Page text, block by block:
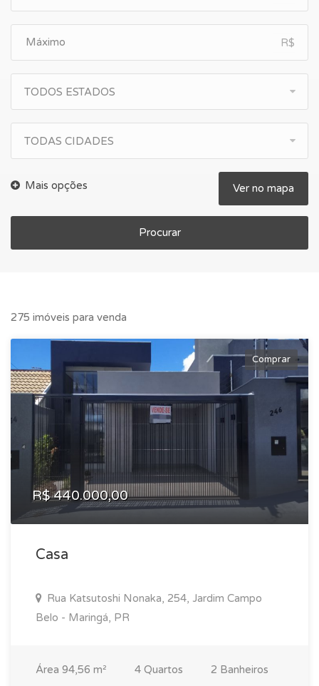
R$
TODOS ESTADOS
TODAS CIDADES
Ver no mapa
Procurar
275 imóveis para venda
Comprar
R$ 440.000,00
Casa
Rua Katsutoshi Nonaka, 254, Jardim Campo
Belo - Maringá, PR
Área 94,56 m² 4 Quartos
2 Banheiros